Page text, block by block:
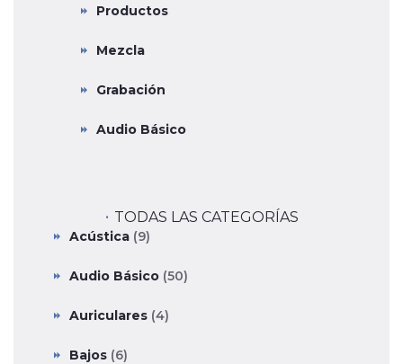
Productos
Mezcla
Grabación
Audio Básico
TODAS LAS CATEGORÍAS
Acústica (9)
Audio Básico (50)
Auriculares (4)
Bajos (6)